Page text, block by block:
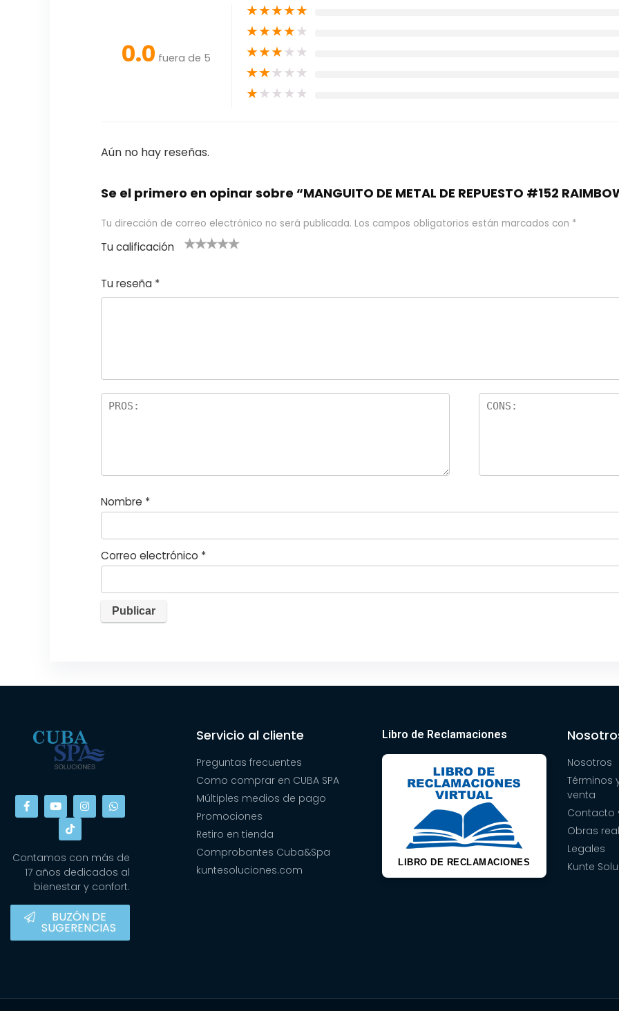
0.0 fuera de 5
★★★★★
★★★★★
★★★★★
★★★★★
★★★★★
Aún no hay reseñas.
Se el primero en opinar sobre “MANGUITO DE METAL DE REPUESTO #152
Tu dirección de correo electrónico no será publicada. Los campos obligatorios están marcados con *
Tu calificación
e
el
5
las
s
Tu reseña *
Nombre *
Correo electrónico *
Contamos con más de
17 años dedicados al
bienestar y confort.
BUZÓN DE
SUGERENCIAS
Servicio al cliente
Preguntas frecuentes
Como comprar en CUBA SPA
Múltiples medios de pago
Promociones
Retiro en tienda
Comprobantes Cuba&Spa
kuntesoluciones.com
Libro de Reclamaciones
LIBRO DE RECLAMACIONES
Nosotros
Términos
venta
Contacto
Obras
Legales
Kunte